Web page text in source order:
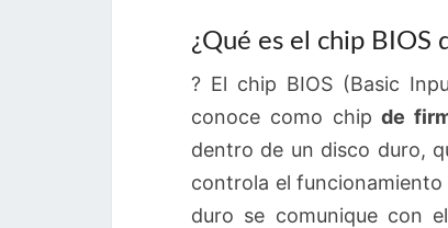
¿Qué es el chip BIOS
? El chip BIOS (Basic
conoce como chipde
dentro de un disco duro,
controla el
duro se comunique con